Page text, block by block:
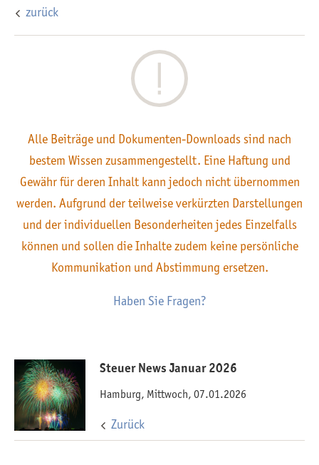
zurück
Alle Beiträge und Dokumenten-Downloads sind nach
bestem Wissen zusammengestellt. Eine Haftung und
Gewähr für deren Inhalt kann jedoch nicht übernommen
werden. Aufgrund der teilweise verkürzten Darstellungen
und der individuellen Besonderheiten jedes Einzelfalls
können und sollen die Inhalte zudem keine persönliche
Kommunikation und Abstimmung ersetzen.
Haben Sie Fragen?
Steuer News Januar 2026
Hamburg, Mittwoch, 07.01.2026
Zurück